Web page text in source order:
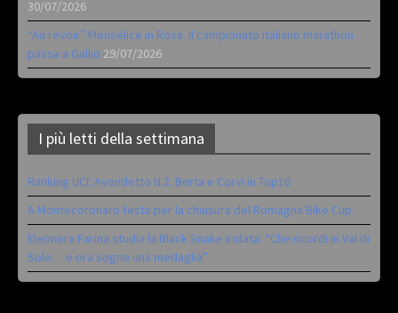
30/07/2026
“Au revoir” Monselice in Rosa. Il campionato italiano marathon
passa a Gallio 29/07/2026
I più letti della settimana
Ranking UCI: Avondetto N.2. Berta e Corvi in Top10
A Montecoronaro festa per la chiusura del Romagna Bike Cup
Eleonora Farina studia la Black Snake iridata: “Che ricordi in Val di
Sole… e ora sogno una medaglia”